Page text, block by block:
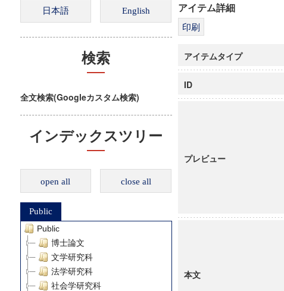
検索
全文検索(Googleカスタム検索)
インデックスツリー
open all close all
Public
Public
博士論文
文学研究科
法学研究科
社会学研究科
アイテム詳細
アイテムタイプ
ID
プレビュー
本文